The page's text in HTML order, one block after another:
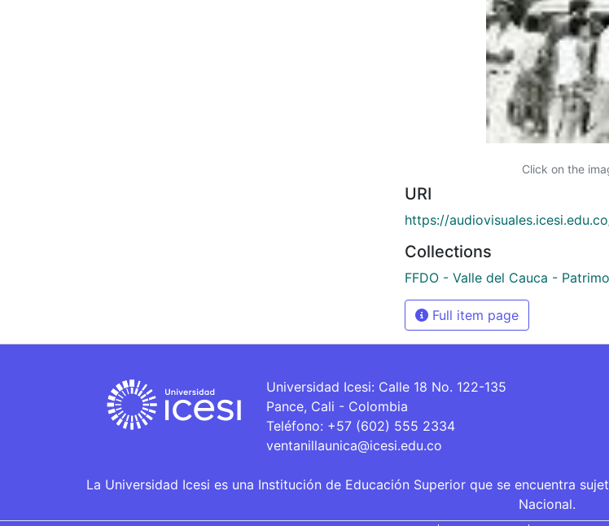
Click on the
URI
https://
Collections
FFDO - Valle del Cauca -
Full item page
Universidad Icesi: Calle 18 No. 122-135
Pance, Cali - Colombia
Teléfono: +57 (602) 555 2334
ventanillaunica@icesi.edu.co
La Universidad Icesi es una Institución de Educación Superior que se encuentra
Nacional.